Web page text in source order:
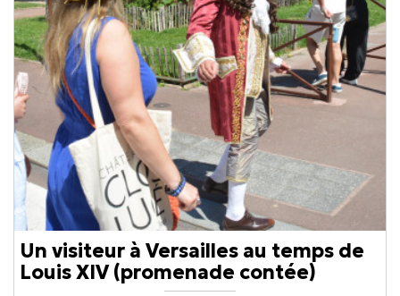
Un visiteur à Versailles au temps de
Louis XIV (promenade contée)